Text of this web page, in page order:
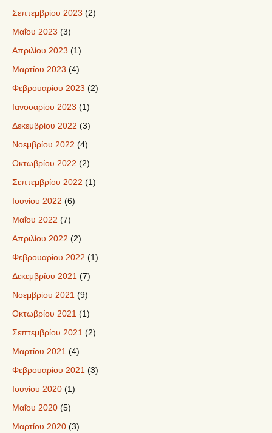
Σεπτεμβρίου 2023 (2)
Μαΐου 2023 (3)
Απριλίου 2023 (1)
Μαρτίου 2023 (4)
Φεβρουαρίου 2023 (2)
Ιανουαρίου 2023 (1)
Δεκεμβρίου 2022 (3)
Νοεμβρίου 2022 (4)
Οκτωβρίου 2022 (2)
Σεπτεμβρίου 2022 (1)
Ιουνίου 2022 (6)
Μαΐου 2022 (7)
Απριλίου 2022 (2)
Φεβρουαρίου 2022 (1)
Δεκεμβρίου 2021 (7)
Νοεμβρίου 2021 (9)
Οκτωβρίου 2021 (1)
Σεπτεμβρίου 2021 (2)
Μαρτίου 2021 (4)
Φεβρουαρίου 2021 (3)
Ιουνίου 2020 (1)
Μαΐου 2020 (5)
Μαρτίου 2020 (3)